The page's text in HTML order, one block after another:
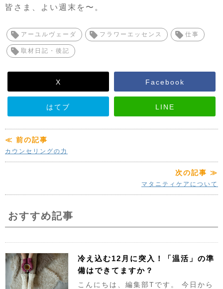
皆さま、よい週末を〜。
アーユルヴェーダ フラワーエッセンス 仕事
取材日記・後記
X Facebook
はてブ LINE
≪ 前の記事
カウンセリングの力
次の記事 ≫
マタニティケアについて
おすすめ記事
冷え込む12月に突入！「温活」の準
備はできてますか？
こんにちは、編集部Tです。 今日から